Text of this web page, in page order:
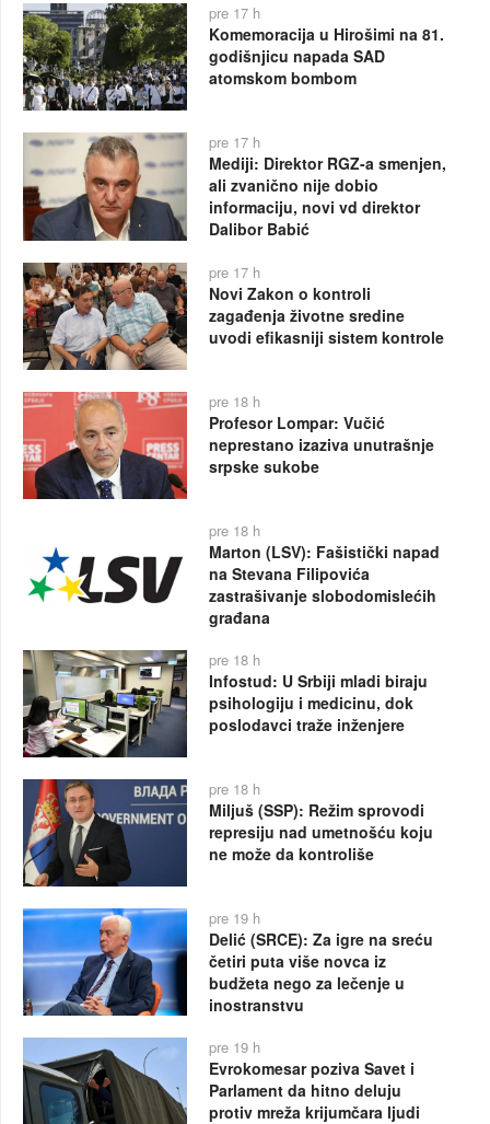
pre 17 h
Komemoracija u Hirošimi na 81.
godišnjicu napada SAD
atomskom bombom
pre 17 h
Mediji: Direktor RGZ-a smenjen,
ali zvanično nije dobio
informaciju, novi vd direktor
Dalibor Babić
pre 17 h
Novi Zakon o kontroli
zagađenja životne sredine
uvodi efikasniji sistem kontrole
pre 18 h
Profesor Lompar: Vučić
neprestano izaziva unutrašnje
srpske sukobe
pre 18 h
Marton (LSV): Fašistički napad
na Stevana Filipovića
zastrašivanje slobodomislećih
građana
pre 18 h
Infostud: U Srbiji mladi biraju
psihologiju i medicinu, dok
poslodavci traže inženjere
pre 18 h
Miljuš (SSP): Režim sprovodi
represiju nad umetnošću koju
ne može da kontroliše
pre 19 h
Delić (SRCE): Za igre na sreću
četiri puta više novca iz
budžeta nego za lečenje u
inostranstvu
pre 19 h
Evrokomesar poziva Savet i
Parlament da hitno deluju
protiv mreža krijumčara ljudi